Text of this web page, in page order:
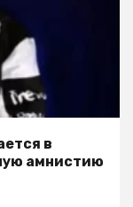
в
амнистию